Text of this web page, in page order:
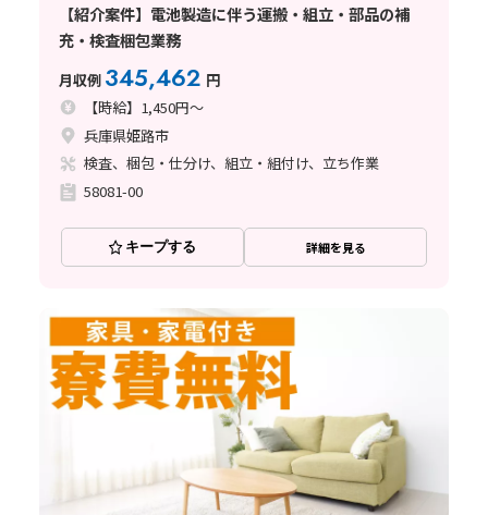
【紹介案件】電池製造に伴う運搬・組立・部品の補
充・検査梱包業務
月収例 345,462 円
【時給】1,450円～
兵庫県姫路市
検査、梱包・仕分け、組立・組付け、立ち作業
58081-00
キープする 詳細を見る